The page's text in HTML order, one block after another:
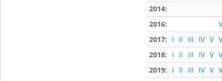
2014:
2016:
2017:
I II III IV V
2018:
I II III IV V
2019:
I II III IV V